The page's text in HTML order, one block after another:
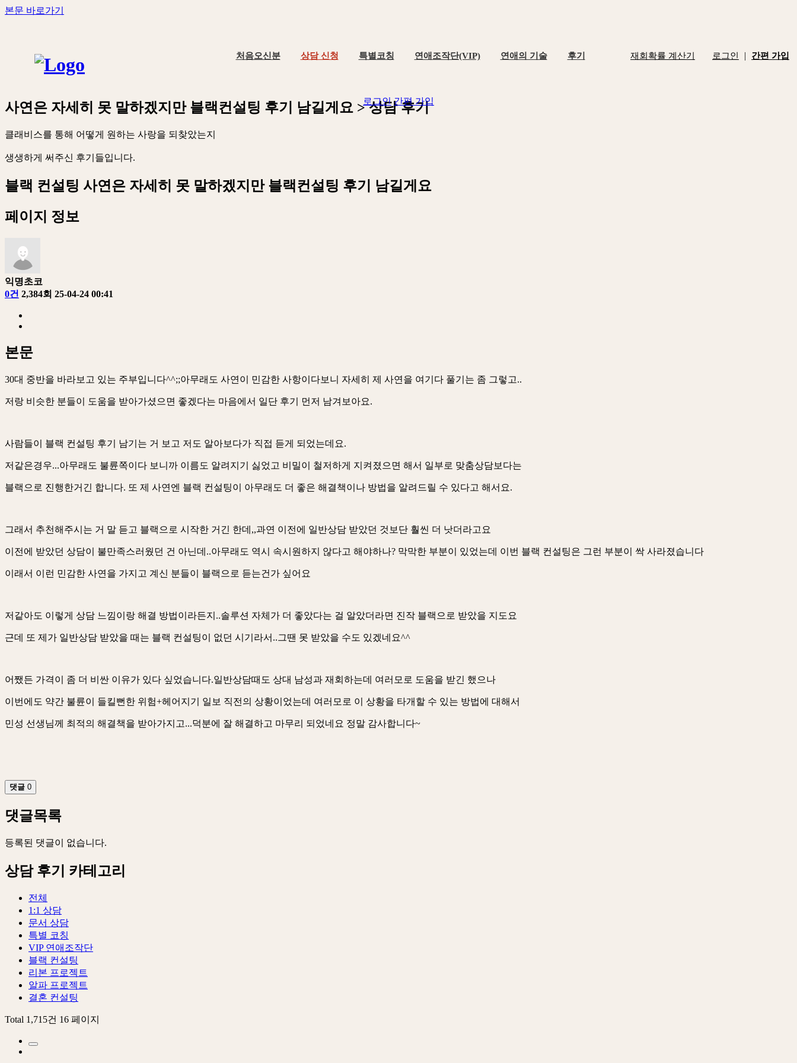
본문 바로가기
재회확률 계산기 로그인 | 간편 가입
처음오신분 상담 신청 특별코칭 연애조작단(VIP) 연애의 기술 후기
로그인 간편 가입
사연은 자세 히 못 말하겠지 만 블랙컨설 팅 후기 남길 게 요 > 상담 후기
클래 비 스를 통해 어 떻게 원하는 사랑을 되 찾았는지
생생하게 써 주신 후기 들입니 다.
블랙 컨설팅 사연은 자세히 못 말하겠지만 블랙컨설팅 후기 남길게요
페이지 정보
익명초코
0건 2,384회 25-04-24 00:41
본문
30대 중반을 바라보고 있는 주부입니다^^;;아무래도 사연이 민감한 사항이다보니 자세히 제 사연을 여기다 풀기는 좀 그렇고..
저랑 비슷한 분들이 도움을 받아가셨으면 좋겠다는 마음에서 일단 후기 먼저 남겨보아요.
사람들이 블랙 컨설팅 후기 남기는 거 보고 저도 알아보다가 직접 듣게 되었는데요.
저같은경우...아무래도 불륜쪽이다 보니까 이름도 알려지기 싫었고 비밀이 철저하게 지켜졌으면 해서 일부로 맞춤상담보다는
블랙으로 진행한거긴 합니다. 또 제 사연엔 블랙 컨설팅이 아무래도 더 좋은 해결책이나 방법을 알려드릴 수 있다고 해서요.
그래서 추천해주시는 거 말 듣고 블랙으로 시작한 거긴 한데,,과연 이전에 일반상담 받았던 것보단 훨씬 더 낫더라고요
이전에 받았던 상담이 불만족스러웠던 건 아닌데..아무래도 역시 속시원하지 않다고 해야하나? 막막한 부분이 있었는데 이번 블랙 컨설팅은 그런 부분이 싹 사라졌습니다
이래서 이런 민감한 사연을 가지고 계신 분들이 블랙으로 듣는건가 싶어요
저같아도 이렇게 상담 느낌이랑 해결 방법이라든지..솔루션 자체가 더 좋았다는 걸 알았더라면 진작 블랙으로 받았을 지도요
근데 또 제가 일반상담 받았을 때는 블랙 컨설팅이 없던 시기라서..그땐 못 받았을 수도 있겠네요^^
어쨌든 가격이 좀 더 비싼 이유가 있다 싶었습니다.일반상담때도 상대 남성과 재회하는데 여러모로 도움을 받긴 했으나
이번에도 약간 불륜이 들킬뻔한 위험+헤어지기 일보 직전의 상황이었는데 여러모로 이 상황을 타개할 수 있는 방법에 대해서
민성 선생님께 최적의 해결책을 받아가지고...덕분에 잘 해결하고 마무리 되었네요 정말 감사합니다~
댓글 0
댓글목록
등록된 댓글이 없습니다.
상담 후기 카테고리
전체
1:1 상담
문서 상담
특별 코칭
VIP 연애조작단
블랙 컨설팅
리본 프로젝트
알파 프로젝트
결혼 컨설팅
Total 1,715건 16 페이지